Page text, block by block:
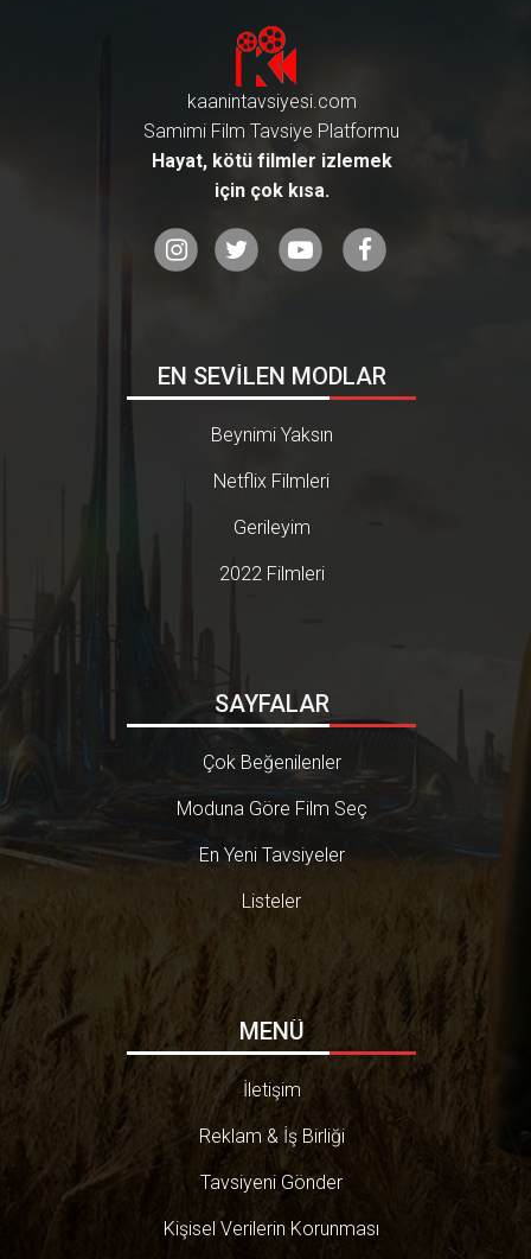
kaanintavsiyesi.com
Samimi Film Tavsiye Platformu
Hayat, kötü filmler izlemek
için çok kısa.
EN SEVİLEN MODLAR
Beynimi Yaksın
Netflix Filmleri
Gerileyim
2022 Filmleri
SAYFALAR
Çok Beğenilenler
Moduna Göre Film Seç
En Yeni Tavsiyeler
Listeler
MENÜ
İletişim
Reklam & İş Birliği
Tavsiyeni Gönder
Kişisel Verilerin Korunması